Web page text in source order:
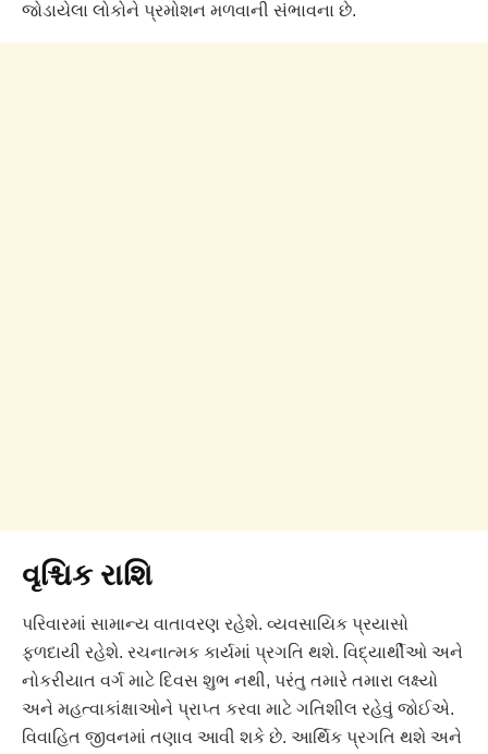
જોડાયેલા લોકોને પ્રમોશન મળવાની સંભાવના છે.
વૃશ્ચિક રાશિ
પરિવારમાં સામાન્ય વાતાવરણ રહેશે. વ્યવસાયિક પ્રયાસો
ફળદાયી રહેશે. રચનાત્મક કાર્યમાં પ્રગતિ થશે. વિદ્યાર્થીઓ અને
નોકરીયાત વર્ગ માટે દિવસ શુભ નથી, પરંતુ તમારે તમારા લક્ષ્યો
અને મહત્વાકાંક્ષાઓને પ્રાપ્ત કરવા માટે ગતિશીલ રહેવું જોઈએ.
વિવાહિત જીવનમાં તણાવ આવી શકે છે. આર્થિક પ્રગતિ થશે અને